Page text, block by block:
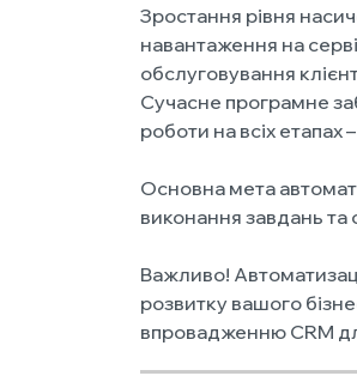
Зростання рівня
навантаження на
обслуговування
Сучасне програмне
роботи на всіх
Основна мета
виконання завдань та
Важливо!
розвитку вашого
впровадженню CRM